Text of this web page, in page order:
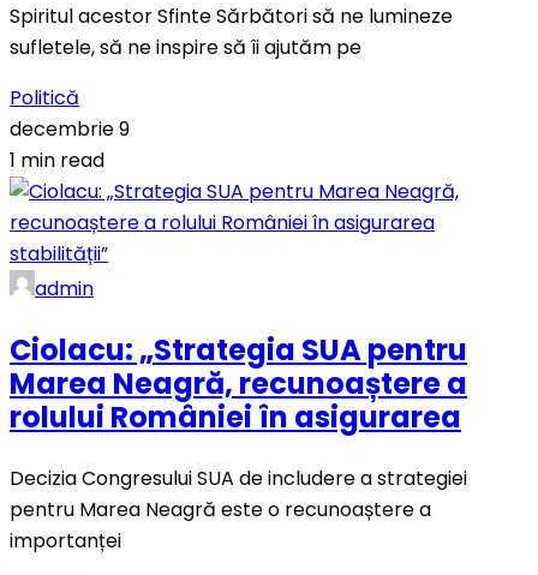
Spiritul acestor Sfinte Sărbători să ne lumineze
sufletele, să ne inspire să îi ajutăm pe
Politică
decembrie 9
1 min read
admin
Ciolacu: „Strategia SUA pentru
Marea Neagră, recunoaștere a
rolului României în asigurarea
Decizia Congresului SUA de includere a strategiei
pentru Marea Neagră este o recunoaștere a
importanței